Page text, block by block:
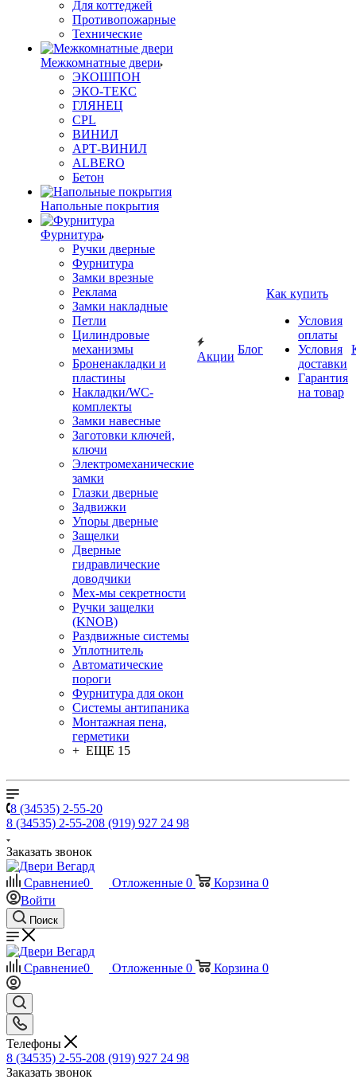
Для коттеджей
Противопожарные
Технические
Межкомнатные двери
ЭКОШПОН
ЭКО-ТЕКС
ГЛЯНЕЦ
CPL
ВИНИЛ
АРТ-ВИНИЛ
ALBERO
Бетон
Напольные покрытия
Фурнитура
Ручки дверные
Фурнитура
Замки врезные
Реклама
Замки накладные
Петли
Цилиндровые
механизмы
Броненакладки и
пластины
Накладки/WC-
комплекты
Замки навесные
Заготовки ключей,
ключи
Электромеханические
замки
Глазки дверные
Задвижки
Упоры дверные
Защелки
Дверные
гидравлические
доводчики
Мех-мы секретности
Ручки защелки
(KNOB)
Раздвижные системы
Уплотнитель
Автоматические
пороги
Фурнитура для окон
Системы антипаника
Монтажная пена,
герметики
+ ЕЩЕ 15
Акции
Блог
Как купить
Условия
оплаты
Условия
доставки
Гарантия
на товар
8 (34535) 2-55-20
8 (34535) 2-55-208 (919) 927 24 98
Заказать звонок
Сравнение0 Отложенные 0 Корзина 0
Войти
Поиск
Сравнение0 Отложенные 0 Корзина 0
Телефоны
8 (34535) 2-55-208 (919) 927 24 98
Заказать звонок